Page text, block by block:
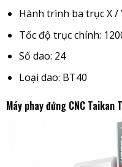
Hành trình ba trục X /
Tốc độ trục chính:
Số dao: 24
Loại dao: BT40
Máy phay đứng CNC Taikan